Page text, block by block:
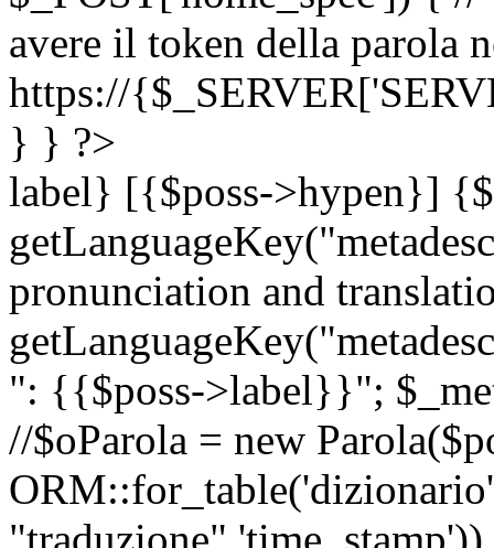
avere il token della parola
https://
} } ?>
label} [{$poss->hypen}]
pronunciation and
": {{$poss->label}}";
//$oParola = new